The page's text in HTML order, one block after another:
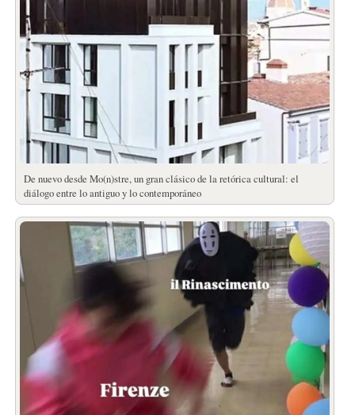
De nuevo desde Mo(n)stre, un gran clásico de la retórica cultural: el
diálogo entre lo antiguo y lo contemporáneo